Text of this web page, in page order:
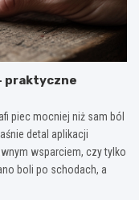
praktyczne
piec mocniej niż sam ból
detal aplikacji
wsparciem, czy tylko
boli po schodach, a